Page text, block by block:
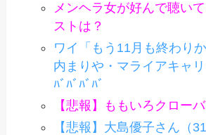
メンヘラ女が好んで聴い
ストは？
ワイ「もう11月も終わり
内まりや・マライアキャ
ﾊﾞﾊﾞﾊﾞﾊﾞ
【悲報】ももいろクロー
【悲報】大島優子さん（